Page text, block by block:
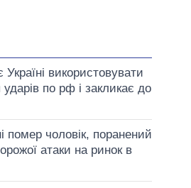
використовувати
по рф і закликає до
чоловік, поранений
атаки на ринок в